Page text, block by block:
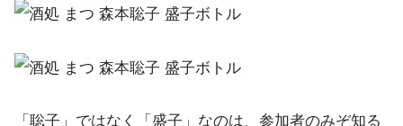
「聡子」ではなく「盛子」なのは、参加者のみぞ知る